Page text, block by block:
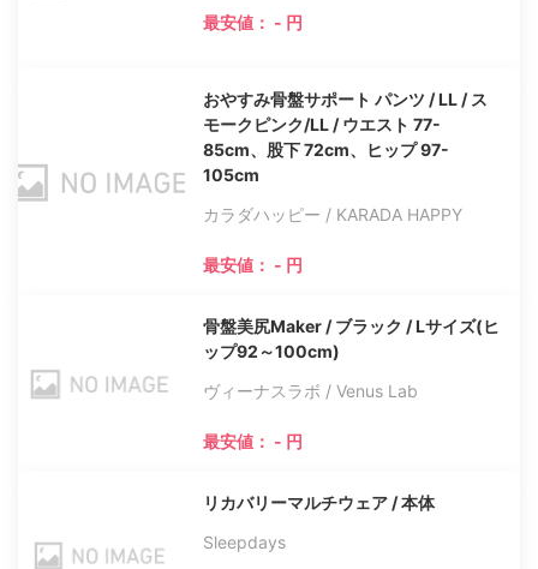
最安値： - 円
おやすみ骨盤サポート パンツ / LL / ス
モークピンク/LL / ウエスト 77-
85cm、股下 72cm、ヒップ 97-
105cm
カラダハッピー / KARADA HAPPY
最安値： - 円
骨盤美尻Maker / ブラック / Lサイズ(ヒ
ップ92～100cm)
ヴィーナスラボ / Venus Lab
最安値： - 円
リカバリーマルチウェア / 本体
Sleepdays